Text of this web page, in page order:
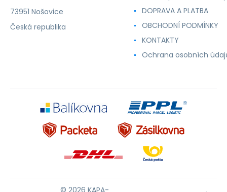
73951 Nošovice
Česká republika
DOPRAVA A PLATBA
OBCHODNÍ PODMÍNKY
KONTAKTY
Ochrana osobních
© 2026 KAPA-